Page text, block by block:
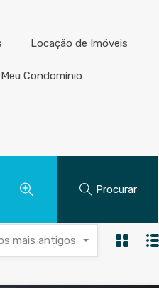
Locação de Imóveis
Meu Condomínio
Procurar
mais antigos